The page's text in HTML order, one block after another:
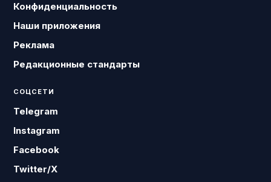
Конфиденциальность
Наши приложения
Реклама
Редакционные стандарты
СОЦСЕТИ
Telegram
Instagram
Facebook
Twitter/X